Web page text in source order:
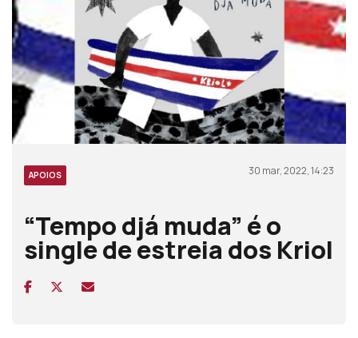
APOIOS 30 mar, 2022, 14:23
“Tempo djá muda” é o
single de estreia dos Kriol